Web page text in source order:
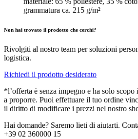
grammatura ca. 215 g/m²
Non hai trovato il prodotto che cerchi?
Rivolgiti al nostro team per soluzioni
logistica.
Richiedi il prodotto desiderato
*l’offerta è senza impegno e ha solo
a proporre. Puoi effettuare il tuo ordine
il diritto di modificare i prezzi nel nostro
Hai domande? Saremo lieti di aiutarti.
+39 02 360000 15